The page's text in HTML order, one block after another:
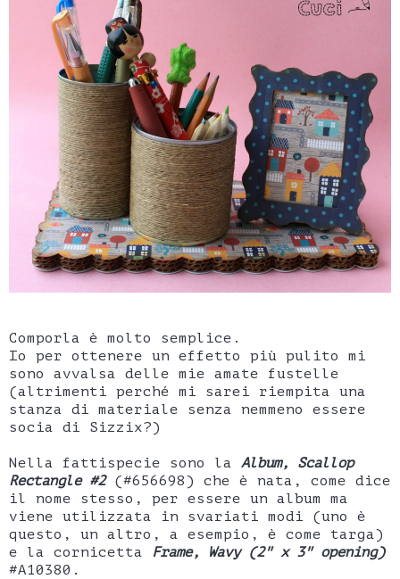
Comporla è molto semplice.
Io per ottenere un effetto più pulito mi
sono avvalsa delle mie amate fustelle
(altrimenti perché mi sarei riempita una
stanza di materiale senza nemmeno essere
socia di Sizzix?)
Nella fattispecie sono la Album, Scallop
Rectangle #2(#656698) che è nata, come dice
il nome stesso, per essere un album ma
viene utilizzata in svariati modi (uno è
questo, un altro, a esempio, è come targa)
e la cornicetta
Frame, Wavy (2" x 3" opening)
#A10380.